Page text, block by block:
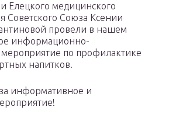
Елецкого медицинского
Советского Союза Ксении
провели в нашем
информационно-
мероприятие по профилактике
напитков.
информативное и